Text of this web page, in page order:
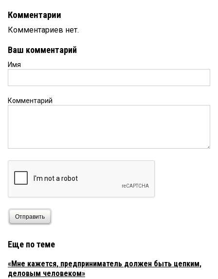
Комментарии
Комментариев нет.
Ваш комментарий
Имя
Комментарий
Отправить
Еще по теме
«Мне кажется, предприниматель должен быть цепким,
деловым человеком»